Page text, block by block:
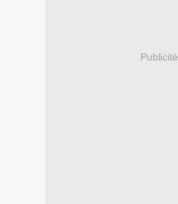
Publicité